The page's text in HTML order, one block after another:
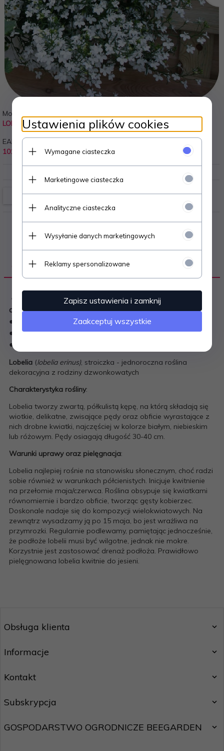
Model:
LOB-ER
7.50 PLN
EAN:
10154014
OPIS PRODUKTU
● jednoroczna roślina dekoracyjna, zakwitająca
drobnymi, białymi kwiatkami
● pokrój kulisty, zwieszający
● odporna na upały
● idealna na rabaty i balkony
Lobelia (lobelia erinus), stroiczka - jednoroczna roślina
dekoracyjna z rodziny dzwonkowatych
Charakterystyka rośliny:
Lobelia tworzy zwartą, półkulistą kępę, na którą składają się
wiotkie, delikatne, zwisające pędy oraz obficie wyrastające z
nich drobne kwiatki, najczęściej w kolorze białym, niebieskim
lub różowym. Pędy osiagają długość 30-40 cm.
Warunki uprawy oraz pielęgnacja:
Lobelia najlepiej rośnie na stanowisku słonecznym, choć radzi
sobie również w warunkach półcienistych. Inicjuje kwitnienie
na przełomie maja/czerwca. Roślina obsypuje się kwiatkami
równomiernie i bardzo obficie, tworząc gęsty kobierzec.
Doskonale nadaje się do kompozycji wielokwiatowych. Na
zewnątrz wysadzamy ją po 15 maja, bo jest wrażliwa na
przymrozki. Regularnie podlewamy, pamiętając jednocześnie,
że podłoże lobelii musi być wilgotne, jednak nie mokre.
Korzystnie jest zastosować drenaż podłoża. Prawidłowo
pielęgnowana lobelia kwitnie do jesieni.
Obsługa klienta
Informacje
Kontakt
Subskrypcja
GOSPODARSTWO OGRODNICZE BEEGARDEN
Ustawienia plików cookies
Wymagane ciasteczka
Marketingowe ciasteczka
Analityczne ciasteczka
Wysyłanie danych marketingowych
Reklamy spersonalizowane
Zapisz ustawienia i zamknij
Zaakceptuj wszystkie